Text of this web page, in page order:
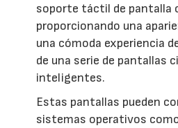
soporte táctil de pantalla
proporcionando una
una cómoda experiencia
de una serie de pantallas
inteligentes.
Estas pantallas pueden
sistemas operativos